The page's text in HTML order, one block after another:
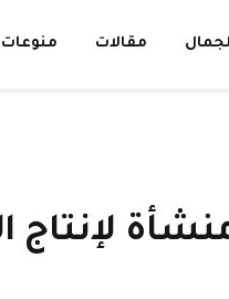
مقالات منوعات
درهم لتأسيس منشأة